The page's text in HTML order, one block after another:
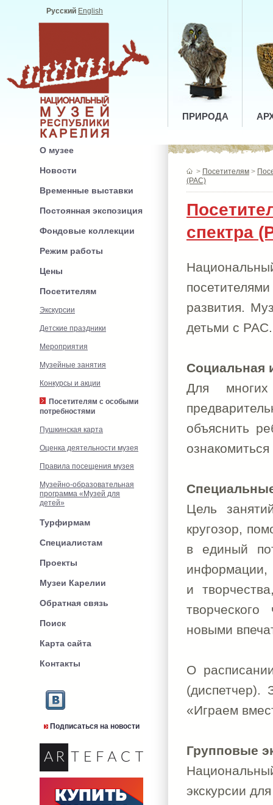
Русский English
ПРИРОДА
О музее
Новости
Временные выставки
Постоянная экспозиция
Фондовые коллекции
Режим работы
Цены
Посетителям
Экскурсии
Детские праздники
Мероприятия
Музейные занятия
Конкурсы и акции
Посетителям с особыми
потребностями
Пушкинская карта
Оценка деятельности музея
Правила посещения музея
Музейно-образовательная
программа «Музей для
детей»
Турфирмам
Специалистам
Проекты
Музеи Карелии
Обратная связь
Поиск
Карта сайта
Контакты
Подписаться на новости
> Посетителям >
(РАС)
спектра
развития.
детьми с РАС.
Социальная
Для
объяснить
Цель
кругозор,
в единый
информации,
и
новыми
О
(диспетчер).
«Играем
Групповые
экскурсии